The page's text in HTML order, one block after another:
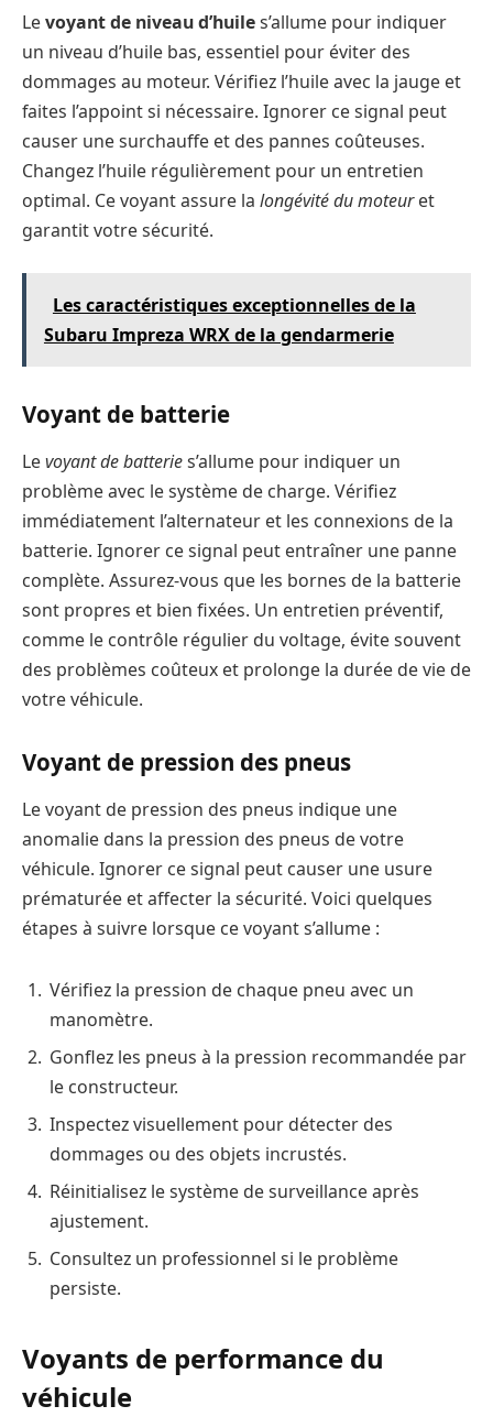
Levoyant de niveau d’huiles’allume pour indiquer
un niveau d’huile bas, essentiel pour éviter des
dommages au moteur. Vérifiez l’huile avec la jauge et
faites l’appoint si nécessaire. Ignorer ce signal peut
causer une surchauffe et des pannes coûteuses.
Changez l’huile régulièrement pour un entretien
optimal. Ce voyant assure la longévité du moteuret
garantit votre sécurité.
Les caractéristiques exceptionnelles de la
Subaru Impreza WRX de la gendarmerie
Voyant de batterie
Levoyant de batteries’allume pour indiquer un
problème avec le système de charge. Vérifiez
immédiatement l’alternateur et les connexions de la
batterie. Ignorer ce signal peut entraîner une panne
complète. Assurez-vous que les bornes de la batterie
sont propres et bien fixées. Un entretien préventif,
comme le contrôle régulier du voltage, évite souvent
des problèmes coûteux et prolonge la durée de vie de
votre véhicule.
Voyant de pression des pneus
Le voyant de pression des pneus indique une
anomalie dans la pression des pneus de votre
véhicule. Ignorer ce signal peut causer une usure
prématurée et affecter la sécurité. Voici quelques
étapes à suivre lorsque ce voyant s’allume :
Vérifiez la pression de chaque pneu avec un
manomètre.
Gonflez les pneus à la pression recommandée par
le constructeur.
Inspectez visuellement pour détecter des
dommages ou des objets incrustés.
Réinitialisez le système de surveillance après
ajustement.
Consultez un professionnel si le problème
persiste.
Voyants de performance du
véhicule